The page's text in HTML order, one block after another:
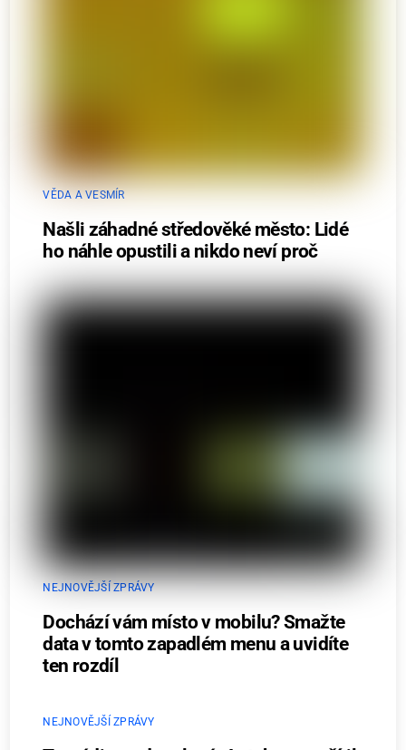
VĚDA A VESMÍR
Našli záhadné středověké město: Lidé
ho náhle opustili a nikdo neví proč
NEJNOVĚJŠÍ ZPRÁVY
Dochází vám místo v mobilu? Smažte
data v tomto zapadlém menu a uvidíte
ten rozdíl
NEJNOVĚJŠÍ ZPRÁVY